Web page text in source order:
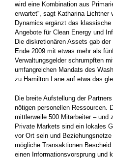
wird eine Kombination aus
erwartet“, sagt Katharina Lichtner
Dynamics ergänzt das
Angebote für Clean Energy und
Die diskretionären Assets gab
Ende 2009 mit etwas mehr als
Verwaltungsgelder schrumpften
umfangreichen Mandats des
zu Hamilton Lane auf etwa das
Die breite Aufstellung der
nötigen personellen Ressourcen.
mittlerweile 500 Mitarbeiter – und
Private Markets sind ein lokales
vor Ort sein und
mögliche Transaktionen
einen Informationsvorsprung und